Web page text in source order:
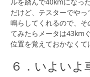
だけど、テスターでや
鳴らしてくれるので、
てみたらメータは43km
位置を覚えておかなくて
６．いよいよ